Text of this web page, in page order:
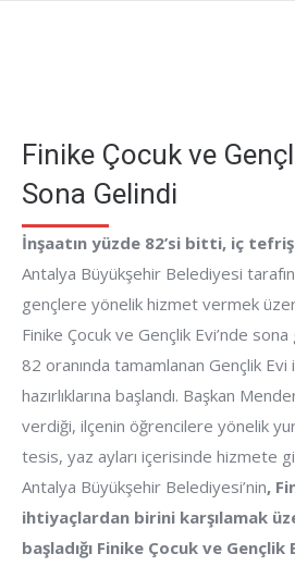
Finike Çocuk ve
Sona Gelindi
İnşaatın yüzde 82’si bitti, iç
Antalya Büyükşehir Belediyesi
gençlere yönelik hizmet vermek
Finike Çocuk ve Gençlik Evi’nde
82 oranında tamamlanan Gençlik
hazırlıklarına başlandı. Başkan
verdiği, ilçenin öğrencilere yönelik
tesis, yaz ayları içerisinde hizmete
Antalya Büyükşehir Belediyesi’nin,
ihtiyaçlardan birini karşılamak
başladığı Finike Çocuk ve Gençlik